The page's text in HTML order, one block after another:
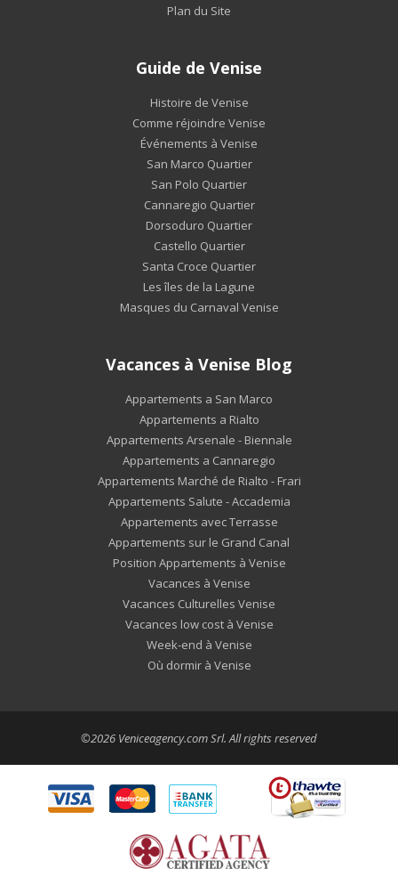
Plan du Site
Guide de Venise
Histoire de Venise
Comme réjoindre Venise
Événements à Venise
San Marco Quartier
San Polo Quartier
Cannaregio Quartier
Dorsoduro Quartier
Castello Quartier
Santa Croce Quartier
Les îles de la Lagune
Masques du Carnaval Venise
Vacances à Venise Blog
Appartements a San Marco
Appartements a Rialto
Appartements Arsenale - Biennale
Appartements a Cannaregio
Appartements Marché de Rialto - Frari
Appartements Salute - Accademia
Appartements avec Terrasse
Appartements sur le Grand Canal
Position Appartements à Venise
Vacances à Venise
Vacances Culturelles Venise
Vacances low cost à Venise
Week-end à Venise
Où dormir à Venise
©2026 Veniceagency.com Srl. All rights reserved